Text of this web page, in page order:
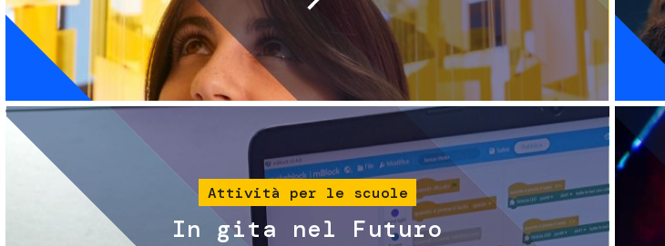
Immagine
Attività per le scuole
In gita nel Futuro